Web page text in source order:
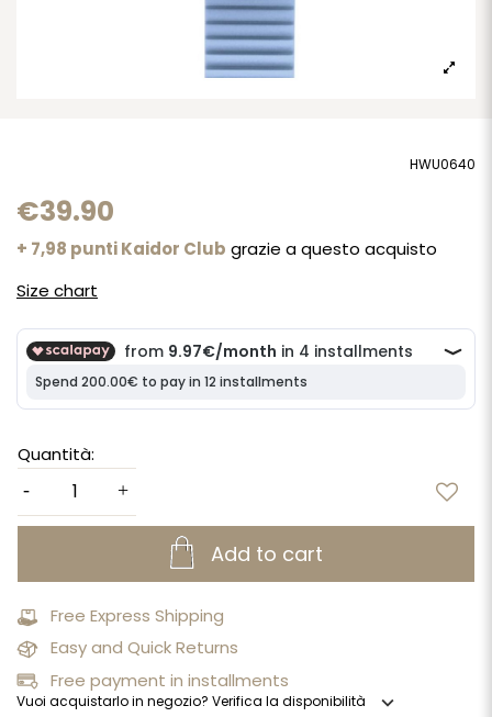
HWU0640
€39.90
+ 7,98 punti Kaidor Club grazie a questo acquisto
Size chart
Quantità:
Add to cart
Free Express Shipping
Easy and Quick Returns
Free payment in installments
Vuoi acquistarlo in negozio? Verifica la disponibilità expand_more